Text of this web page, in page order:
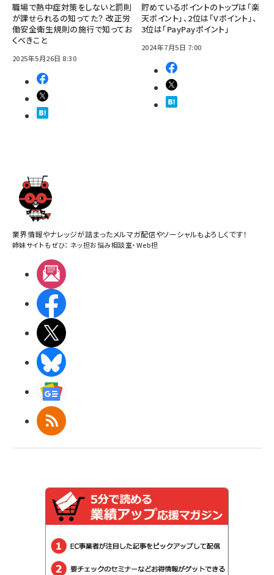
職場で熱中症対策をしないと罰則
が課せられるの知ってた？ 改正労
働安全衛生規則の施行で知ってお
くべきこと
2025年5月26日 8:30
貯めているポイントのトップは「楽
天ポイント」、2位は「Vポイント」、
3位は「PayPayポイント」
2024年7月5日 7:00
業界情報やナレッジが詰まったメルマガ配信やソーシャルもよろしくです！
姉妹サイトもぜひ： ネッ担お悩み相談室・Web担
RSS